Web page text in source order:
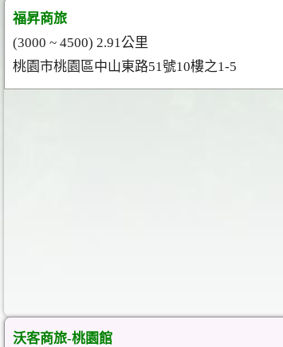
福昇商旅
(3000 ~ 4500) 2.91公里
桃園市桃園區中山東路51號10樓之1-5
沃客商旅-桃園館